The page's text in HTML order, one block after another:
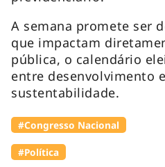
A semana promete ser
que impactam
pública, o calendário
entre desenvolvimento
sustentabilidade.
#Congresso Nacional
#Política